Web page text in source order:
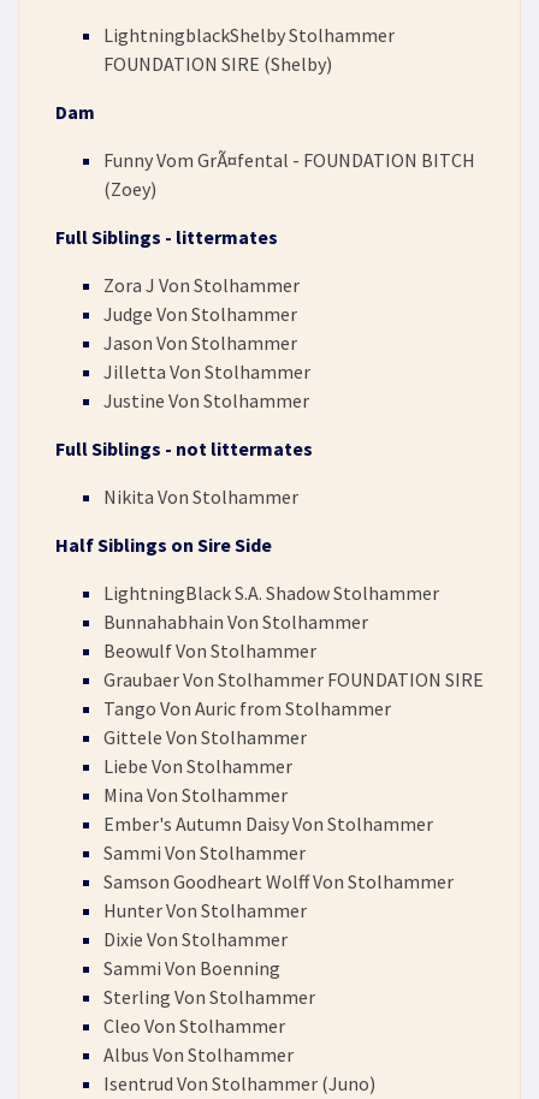
LightningblackShelby Stolhammer
FOUNDATION SIRE (Shelby)
Dam
Funny Vom GrÃ¤fental - FOUNDATION BITCH
(Zoey)
Full Siblings - littermates
Zora J Von Stolhammer
Judge Von Stolhammer
Jason Von Stolhammer
Jilletta Von Stolhammer
Justine Von Stolhammer
Full Siblings - not littermates
Nikita Von Stolhammer
Half Siblings on Sire Side
LightningBlack S.A. Shadow Stolhammer
Bunnahabhain Von Stolhammer
Beowulf Von Stolhammer
Graubaer Von Stolhammer FOUNDATION SIRE
Tango Von Auric from Stolhammer
Gittele Von Stolhammer
Liebe Von Stolhammer
Mina Von Stolhammer
Ember's Autumn Daisy Von Stolhammer
Sammi Von Stolhammer
Samson Goodheart Wolff Von Stolhammer
Hunter Von Stolhammer
Dixie Von Stolhammer
Sammi Von Boenning
Sterling Von Stolhammer
Cleo Von Stolhammer
Albus Von Stolhammer
Isentrud Von Stolhammer (Juno)